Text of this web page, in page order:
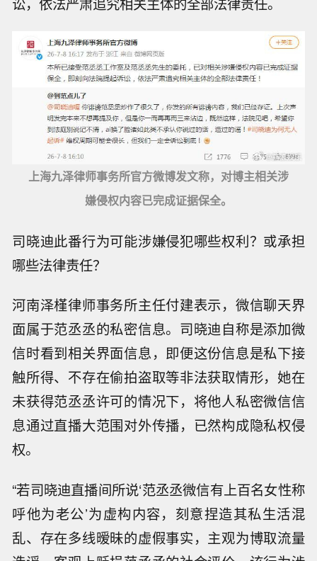
上海九泽律师事务所官方微博发文称，对博主相关涉
嫌侵权内容已完成证据保全。
司晓迪此番行为可能涉嫌侵犯哪些权利？或承担
哪些法律责任？
河南泽槿律师事务所主任付建表示，微信聊天界
面属于范丞丞的私密信息。司晓迪自称是添加微
信时看到相关界面信息，即便这份信息是私下接
触所得、不存在偷拍盗取等非法获取情形，她在
未获得范丞丞许可的情况下，将他人私密微信信
息通过直播大范围对外传播，已然构成隐私权侵
权。
“若司晓迪直播间所说‘范丞丞微信有上百名女性称
呼他为老公’为虚构内容，刻意捏造其私生活混
乱、存在多线暧昧的虚假事实，主观为博取流量